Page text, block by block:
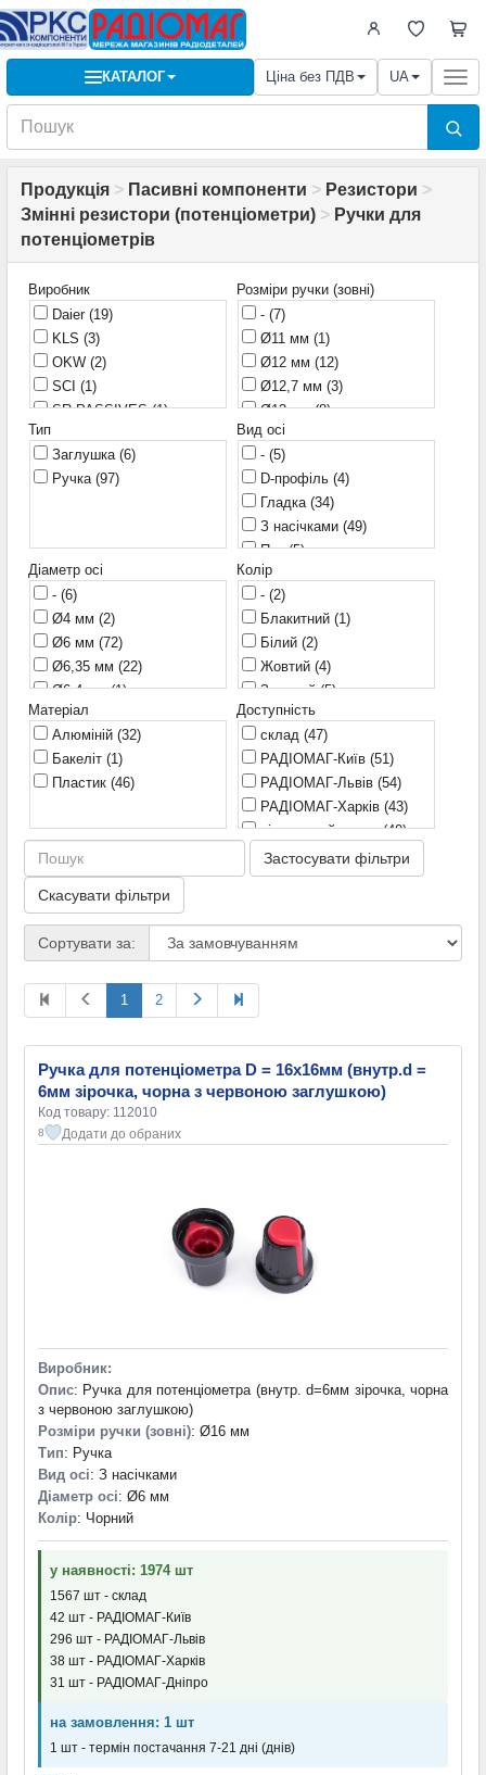
КАТАЛОГ Ціна без ПДВ UA
Продукція > Пасивні компоненти > Резистори >
Змінні резистори (потенціометри) > Ручки для
потенціометрів
Виробник
Daier (19)
KLS (3)
OKW (2)
SCI (1)
SR PASSIVES(1)
SR Passives
Польща(3)
Украина(1)
Розміри ручки (зовні)
- (7)
Ø11 мм (1)
Ø12 мм (12)
Ø12,7 мм (3)
Ø13 мм(8)
Ø15 мм
Ø15,2 мм
Ø15,9 мм(5)
Ø16 мм(10)
Ø16,5 мм(4)
Ø19 мм(3)
Ø19,5 мм(2)
Ø19,7 мм
Ø21 мм(7)
Ø22 мм(1)
Ø22,8 мм(1)
Ø24 мм(2)
Ø26 мм(5)
Ø27,2 мм(1)
Ø30 мм(3)
Ø31 мм(1)
Ø32 мм(3)
Ø35 мм(1)
Тип
Заглушка (6)
Ручка (97)
Вид осі
- (5)
D-профіль (4)
Гладка (34)
З насічками (49)
Паз(5)
Діаметр осі
- (6)
Ø4 мм (2)
Ø6 мм (72)
Ø6,35 мм (22)
Ø6,4 мм(1)
Колір
- (2)
Блакитний (1)
Білий (2)
Жовтий (4)
Зелений(5)
Золотий
Помаранчевий
Синій(6)
Сріблястий(14)
Сірий(9)
Червоний(6)
Чорний(42)
Матеріал
Алюміній (32)
Бакеліт (1)
Пластик (46)
Доступність
склад (47)
РАДІОМАГ-Київ (51)
РАДІОМАГ-Львів (54)
РАДІОМАГ-Харків (43)
віддалений склад(40)
РАДІОМАГ-Дніпро (46)
Застосувати фільтри
Скасувати фільтри
Сортувати за:
1 2
Ручка для потенціометра D = 16x16мм (внутр.d =
6мм зірочка, чорна з червоною заглушкою)
Код товару: 112010
8 Додати до обраних
Виробник:
Опис: Ручка для потенціометра (внутр. d=6мм зірочка, чорна
з червоною заглушкою)
Розміри ручки (зовні): Ø16 мм
Тип: Ручка
Вид осі: З насічками
Діаметр осі: Ø6 мм
Колір: Чорний
у наявності: 1974 шт
1567 шт - склад
42 шт - РАДІОМАГ-Київ
296 шт - РАДІОМАГ-Львів
38 шт - РАДІОМАГ-Харків
31 шт - РАДІОМАГ-Дніпро
на замовлення: 1 шт
1 шт - термін постачання 7-21 дні (днів)